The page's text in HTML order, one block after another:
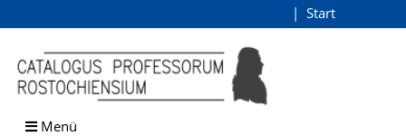
Browsen
direkt zum Inhalt
Start
Menü